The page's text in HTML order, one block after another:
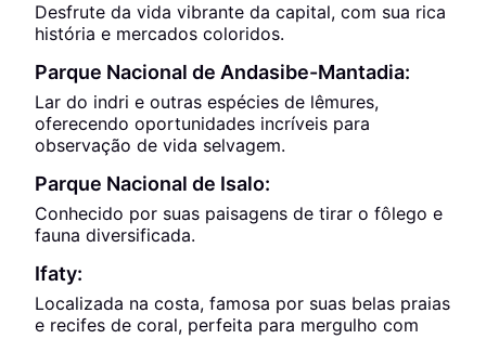
Desfrute da vida vibrante da capital, com sua rica
história e mercados coloridos.
Parque Nacional de Andasibe-Mantadia:
Lar do indri e outras espécies de lêmures,
oferecendo oportunidades incríveis para
observação de vida selvagem.
Parque Nacional de Isalo:
Conhecido por suas paisagens de tirar o fôlego e
fauna diversificada.
Ifaty:
Localizada na costa, famosa por suas belas praias
e recifes de coral, perfeita para mergulho com